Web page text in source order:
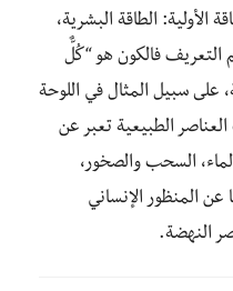
الطاقة البشرية،
التعريف فالكون هو “كُلٌّ
على سبيل المثال في اللوحة
الطبيعية تعبر عن
السحب والصخور،
عن المنظور الإنساني
النهضة.